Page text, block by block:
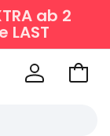
ab 2
Zum